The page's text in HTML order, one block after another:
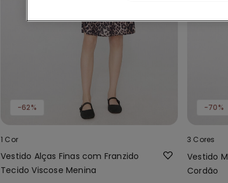
-62%
1 Cor
Vestido Alças Finas com Franzido
Tecido Viscose Menina
-70%
3 Cores
Vestido
Cordão